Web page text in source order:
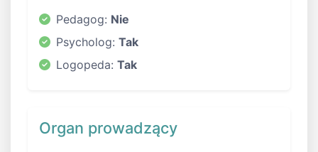
Pedagog: Nie
Psycholog: Tak
Logopeda: Tak
Organ prowadzący